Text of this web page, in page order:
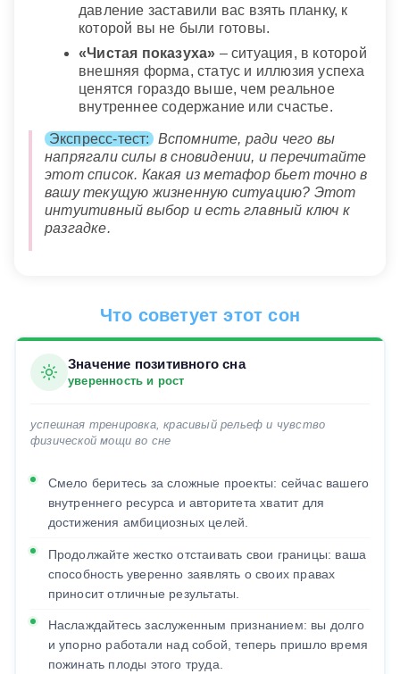
давление заставили вас взять планку, к
которой вы не были готовы.
«Чистая показуха» – ситуация, в которой
внешняя форма, статус и иллюзия успеха
ценятся гораздо выше, чем реальное
внутреннее содержание или счастье.
Экспресс-тест:
Вспомните, ради чего вы
напрягали силы в сновидении, и перечитайте
этот список. Какая из метафор бьет точно в
вашу текущую жизненную ситуацию? Этот
интуитивный выбор и есть главный ключ к
разгадке.
Что советует этот сон
Значение позитивного сна
уверенность и рост
успешная тренировка, красивый рельеф и чувство
физической мощи во сне
Смело беритесь за сложные проекты: сейчас вашего
внутреннего ресурса и авторитета хватит для
достижения амбициозных целей.
Продолжайте жестко отстаивать свои границы: ваша
способность уверенно заявлять о своих правах
приносит отличные результаты.
Наслаждайтесь заслуженным признанием: вы долго
и упорно работали над собой, теперь пришло время
пожинать плоды этого труда.